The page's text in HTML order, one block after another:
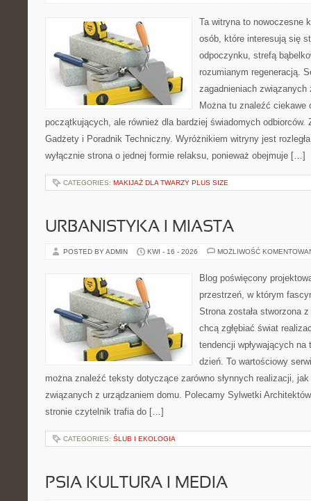
Ta witryna to nowoczesne
osób, które interesują się
odpoczynku, strefą
rozumianym regeneracją.
zagadnieniach
Można tu znaleźć ciekawe
początkujących, ale również dla bardziej świadomych odbiorców.
Gadżety i Poradnik Techniczny. Wyróżnikiem witryny jest
wyłącznie strona o jednej formie relaksu, ponieważ obejmuje […]
CATEGORIES: MAKIJAŻ DLA TWARZY PLUS SIZE
URBANISTYKA I MIASTA
POSTED BY ADMIN KWI - 16 - 2026 MOŻLIWOŚĆ
Blog poświęcony
przestrzeń, w którym
Strona została stworzona
chcą zgłębiać świat
tendencji wpływających
dzień. To wartościowy
można znaleźć teksty dotyczące zarówno słynnych realizacji,
związanych z urządzaniem domu. Polecamy Sylwetki
stronie czytelnik trafia do […]
CATEGORIES: ŚLUB I EKOLOGIA
PSIA KULTURA I MEDIA